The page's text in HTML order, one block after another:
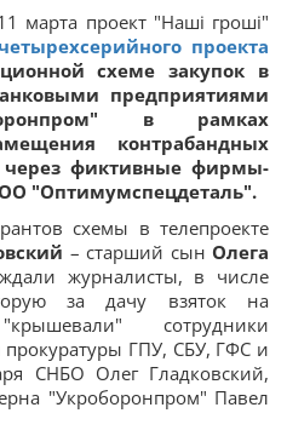
марта проект "Наші гроші"
проекта
схеме закупок в
предприятиями
в рамках
контрабандных
фиктивные фирмы-
"Оптимумспецдеталь".
схемы в телепроекте
– старший сын Олега
журналисты, в числе
за дачу взяток на
сотрудники
ГПУ, СБУ, ГФС и
СНБО Олег Гладковский,
"Укроборонпром" Павел